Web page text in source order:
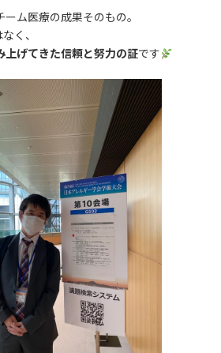
ム医療の成果そのもの。
く、
上げてきた信頼と努力の証です